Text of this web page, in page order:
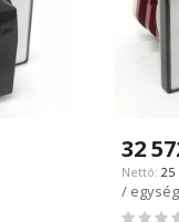
32
25
/
Rating: